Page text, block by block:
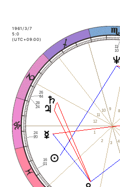
1961/3/7
5:0
(UTC+09:00)
1
2
3 4
8
9
10
11
12
16
01
24
20
28
24
26
44
11
10